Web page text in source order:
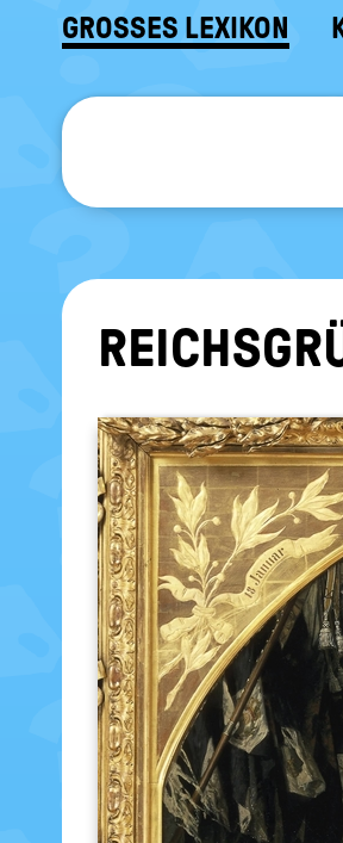
GROSSES LEXIKON